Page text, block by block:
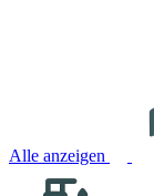
Alle anzeigen